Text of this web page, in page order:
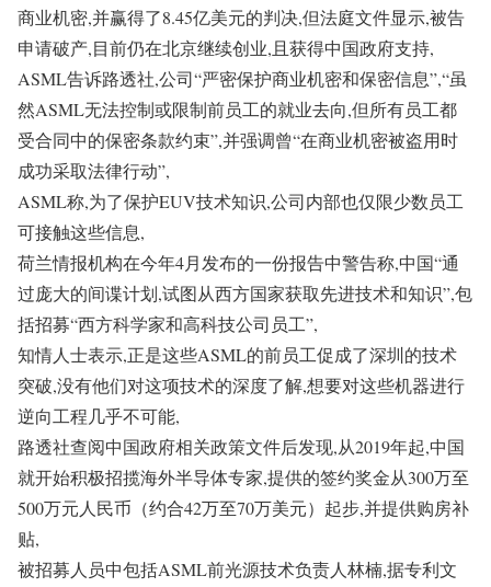
商业机密,并赢得了8.45亿美元的判决,但法庭文件显示,被告
申请破产,目前仍在北京继续创业,且获得中国政府支持,
ASML告诉路透社,公司“严密保护商业机密和保密信息”,“虽
然ASML无法控制或限制前员工的就业去向,但所有员工都
受合同中的保密条款约束”,并强调曾“在商业机密被盗用时
成功采取法律行动”,
ASML称,为了保护EUV技术知识,公司内部也仅限少数员工
可接触这些信息,
荷兰情报机构在今年4月发布的一份报告中警告称,中国“通
过庞大的间谍计划,试图从西方国家获取先进技术和知识”,包
括招募“西方科学家和高科技公司员工”,
知情人士表示,正是这些ASML的前员工促成了深圳的技术
突破,没有他们对这项技术的深度了解,想要对这些机器进行
逆向工程几乎不可能,
路透社查阅中国政府相关政策文件后发现,从2019年起,中国
就开始积极招揽海外半导体专家,提供的签约奖金从300万至
500万元人民币（约合42万至70万美元）起步,并提供购房补
贴,
被招募人员中包括ASML前光源技术负责人林楠,据专利文